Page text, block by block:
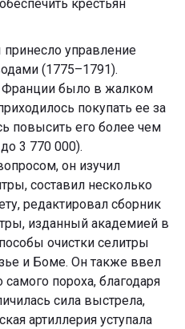
крестьян
управление
(1775–1791).
Франции было в жалком
покупать ее за
повысить его более чем
3 770 000).
он изучил
составил несколько
редактировал сборник
изданный академией в
очистки селитры
и Боме. Он также ввел
пороха, благодаря
сила выстрела,
артиллерия уступала